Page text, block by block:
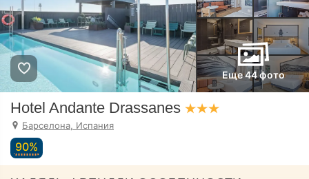
Еще 44 фото
Hotel Andante Drassanes
Барселона, Испания
90%